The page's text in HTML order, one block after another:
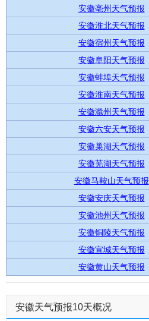
安徽亳州天气预报
安徽淮北天气预报
安徽宿州天气预报
安徽阜阳天气预报
安徽蚌埠天气预报
安徽淮南天气预报
安徽滁州天气预报
安徽六安天气预报
安徽巢湖天气预报
安徽芜湖天气预报
安徽马鞍山天气预报
安徽安庆天气预报
安徽池州天气预报
安徽铜陵天气预报
安徽宣城天气预报
安徽黄山天气预报
安徽天气预报10天概况